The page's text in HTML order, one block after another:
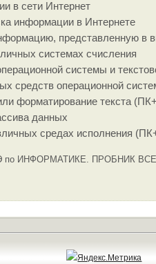
в сети Интернет
информации в Интернете
представленную в
системах счисления
системы и
средств операционной
форматирование текста
данных
средах исполнения
по ИНФОРМАТИКЕ. ПРОБНИК